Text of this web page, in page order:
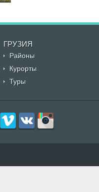
ГРУЗИЯ
Районы
Курорты
Туры